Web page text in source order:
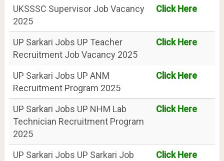
UKSSSC Supervisor Job Vacancy
2025
Click Here
UP Sarkari Jobs UP Teacher
Recruitment Job Vacancy 2025
Click Here
UP Sarkari Jobs UP ANM
Recruitment Program 2025
Click Here
UP Sarkari Jobs UP NHM Lab
Technician Recruitment Program
2025
Click Here
UP Sarkari Jobs UP Sarkari Job
Click Here